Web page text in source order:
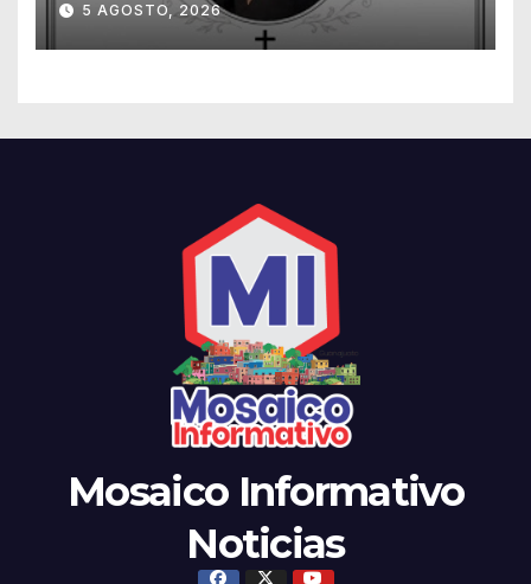
5 AGOSTO, 2026
Mosaico Informativo
Noticias